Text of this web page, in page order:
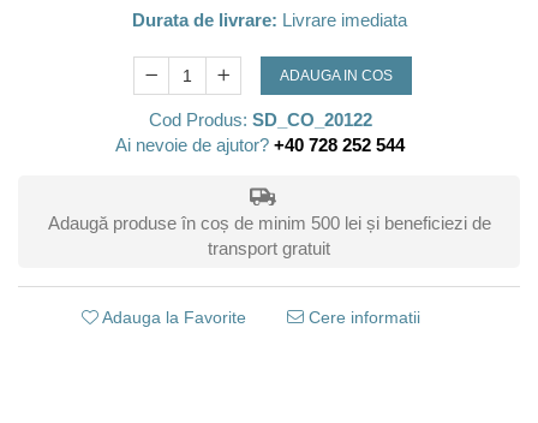
Durata de livrare: Livrare imediata
ADAUGA IN COS
Cod Produs: SD_CO_20122
Ai nevoie de ajutor? +40 728 252 544
Adaugă produse în coș de minim 500 lei și beneficiezi de
transport gratuit
Adauga la Favorite Cere informatii